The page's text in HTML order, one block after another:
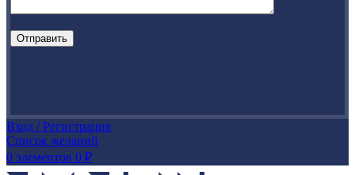
Вход / Регистрация
Список желаний
0 элементов 0 ₽